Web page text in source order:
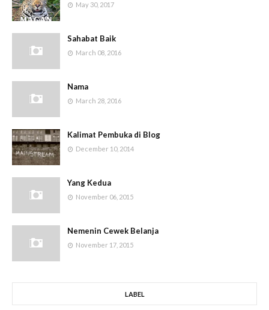
May 30, 2017
Sahabat Baik
March 08, 2016
Nama
March 28, 2016
Kalimat Pembuka di Blog
December 10, 2014
Yang Kedua
November 06, 2015
Nemenin Cewek Belanja
November 17, 2015
LABEL